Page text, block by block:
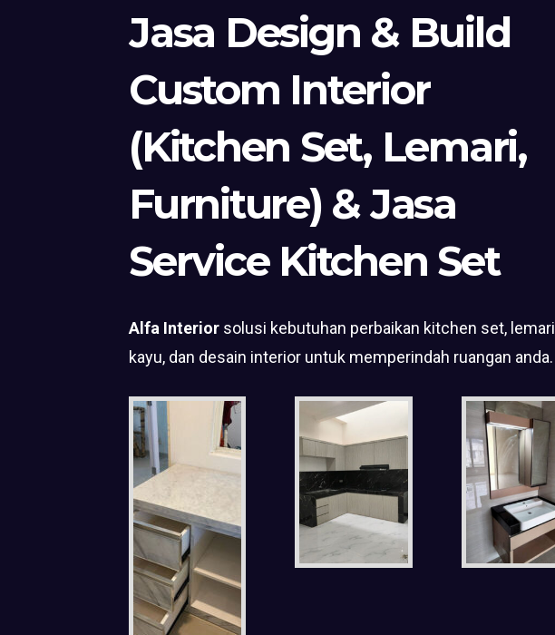
Jasa Design & Build
Custom Interior
(Kitchen Set, Lemari,
Furniture) & Jasa
Service Kitchen Set
Alfa Interior solusi kebutuhan perbaikan kitchen set, lemari
kayu, dan desain interior untuk memperindah ruangan anda.